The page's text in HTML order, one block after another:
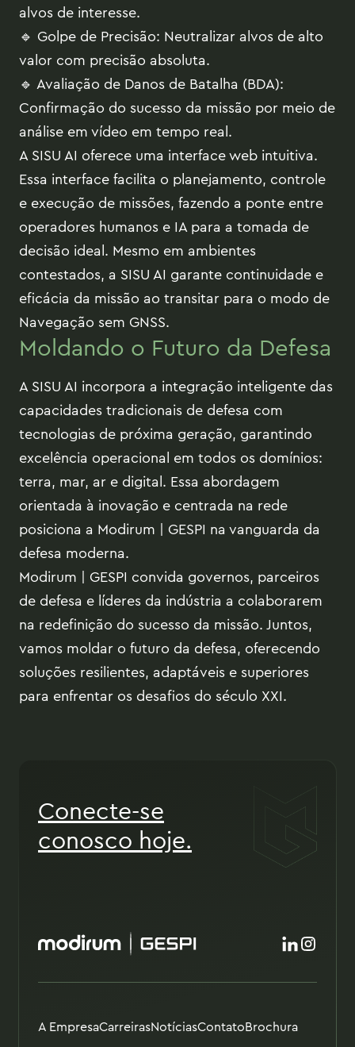
alvos de interesse.
🔹 Golpe de Precisão: Neutralizar alvos de alto
valor com precisão absoluta.
🔹 Avaliação de Danos de Batalha (BDA):
Confirmação do sucesso da missão por meio de
análise em vídeo em tempo real.
A SISU AI oferece uma interface web intuitiva.
Essa interface facilita o planejamento, controle
e execução de missões, fazendo a ponte entre
operadores humanos e IA para a tomada de
decisão ideal. Mesmo em ambientes
contestados, a SISU AI garante continuidade e
eficácia da missão ao transitar para o modo de
Navegação sem GNSS.
Moldando o Futuro da Defesa
A SISU AI incorpora a integração inteligente das
capacidades tradicionais de defesa com
tecnologias de próxima geração, garantindo
excelência operacional em todos os domínios:
terra, mar, ar e digital. Essa abordagem
orientada à inovação e centrada na rede
posiciona a Modirum | GESPI na vanguarda da
defesa moderna.
Modirum | GESPI convida governos, parceiros
de defesa e líderes da indústria a colaborarem
na redefinição do sucesso da missão. Juntos,
vamos moldar o futuro da defesa, oferecendo
soluções resilientes, adaptáveis e superiores
para enfrentar os desafios do século XXI.
Conecte-se
conosco hoje.
A EmpresaCarreirasNotíciasContatoBrochura